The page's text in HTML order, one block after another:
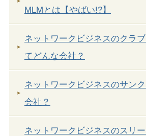
MLMとは【やばい!?】
ネットワークビジネスのクラ
てどんな会社？
ネットワークビジネスのサン
会社？
ネットワークビジネスのスリ